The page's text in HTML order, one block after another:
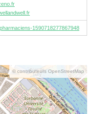
1590718277867948
© contributeurs OpenStreetMap